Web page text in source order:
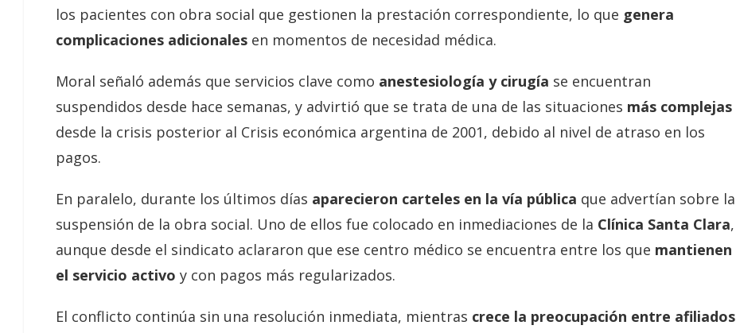
los pacientes con obra social que gestionen la prestación correspondiente, lo que genera
complicaciones adicionales en momentos de necesidad médica.
Moral señaló además que servicios clave como anestesiología y cirugía se encuentran
suspendidos desde hace semanas, y advirtió que se trata de una de las situaciones más complejas
desde la crisis posterior al Crisis económica argentina de 2001, debido al nivel de atraso en los
pagos.
En paralelo, durante los últimos días aparecieron carteles en la vía pública que advertían sobre la
suspensión de la obra social. Uno de ellos fue colocado en inmediaciones de la Clínica Santa Clara,
aunque desde el sindicato aclararon que ese centro médico se encuentra entre los que mantienen
el servicio activo y con pagos más regularizados.
El conflicto continúa sin una resolución inmediata, mientras crece la preocupación entre afiliados